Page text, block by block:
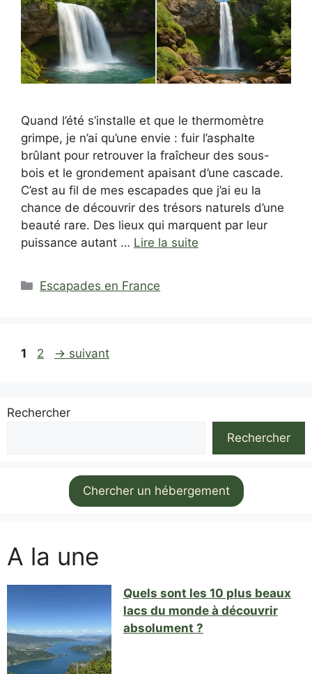
Quand l’été s’installe et que le thermomètre
grimpe, je n’ai qu’une envie : fuir l’asphalte
brûlant pour retrouver la fraîcheur des sous-
bois et le grondement apaisant d’une cascade.
C’est au fil de mes escapades que j’ai eu la
chance de découvrir des trésors naturels d’une
beauté rare. Des lieux qui marquent par leur
puissance autant … Lire la suite
Catégories
Escapades en France
Page
1 Page
2 → suivant
Rechercher
Rechercher
Chercher un hébergement
A la une
Quels sont les 10 plus beaux
lacs du monde à découvrir
absolument ?